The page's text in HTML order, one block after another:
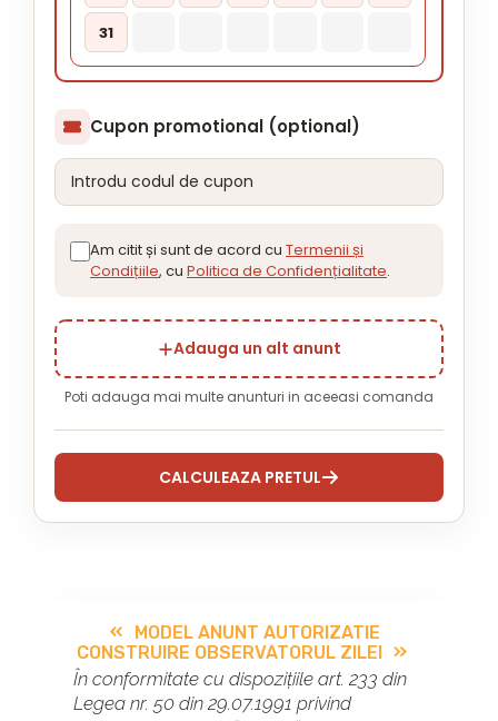
31
Cupon promotional (optional)
Am citit și sunt de acord cu Termenii și
Condițiile, cu Politica de Confidențialitate.
Adauga un alt anunt
Poti adauga mai multe anunturi in aceeasi comanda
CALCULEAZA PRETUL
MODEL ANUNT AUTORIZATIE
CONSTRUIRE OBSERVATORUL ZILEI
În conformitate cu dispozițiile art. 233 din
Legea nr. 50 din 29.07.1991 privind